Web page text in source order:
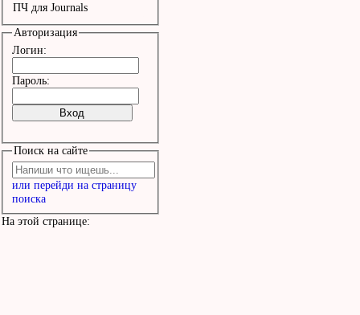
ПЧ для Journals
Авторизация
Логин:
Пароль:
Поиск на сайте
или перейди на страницу
поиска
На этой странице: